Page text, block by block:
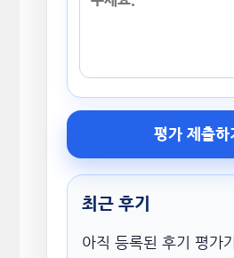
평가 제출하
최근 후기
아직 등록된 후기 평가